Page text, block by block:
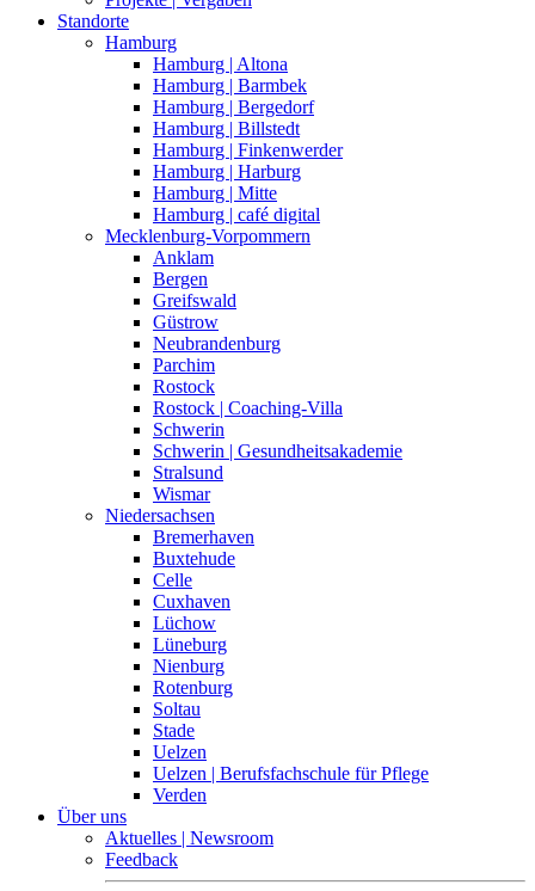
Standorte
Hamburg
Hamburg | Altona
Hamburg | Barmbek
Hamburg | Bergedorf
Hamburg | Billstedt
Hamburg | Finkenwerder
Hamburg | Harburg
Hamburg | Mitte
Hamburg | café digital
Mecklenburg-Vorpommern
Anklam
Bergen
Greifswald
Güstrow
Neubrandenburg
Parchim
Rostock
Rostock | Coaching-Villa
Schwerin
Schwerin | Gesundheitsakademie
Stralsund
Wismar
Niedersachsen
Bremerhaven
Buxtehude
Celle
Cuxhaven
Lüchow
Lüneburg
Nienburg
Rotenburg
Soltau
Stade
Uelzen
Uelzen | Berufsfachschule für Pflege
Verden
Über uns
Aktuelles | Newsroom
Feedback